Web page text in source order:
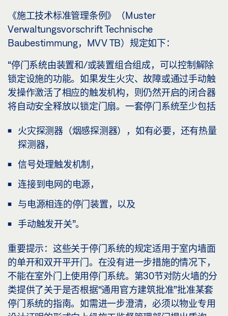
《施工技术标准管理条例》（Muster
Verwaltungsvorschrift Technische
Baubestimmung，MVV TB）规定如下：
“停门系统由装置和/或装置组合组成，可以控制解除
锁定设施的功能。如果发生火灾、故障或通过手动触
发操作激活了相应的触发机构，则仍然开启的闭合器
将自动安全释放以锁定门扇。 一套停门系统至少包括
火灾探测器（烟感探测器），如有必要，还有热量
探测器，
信号处理触发机制，
连接到电网的电源，
与电源相连的停门装置，以及
手动触发开关”。
重要提示：这些关于停门系统的规定适用于室内墙面
的单开和双开平开门。在没有进一步措施的情况下，
不能在室外门上使用停门系统。第30节对防火墙的分
类提供了关于是否根据“通用官方建筑批准”批准某套
停门系统的指南。如需进一步澄清，必须以物业专用